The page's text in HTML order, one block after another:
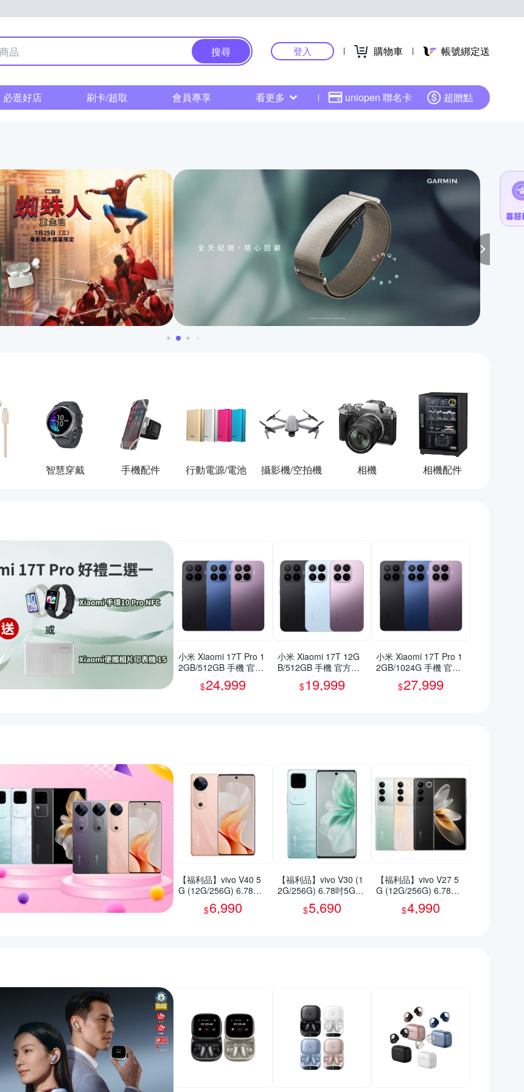
搜尋 登入 購物車 帳號綁定送
必逛好店 刷卡/超取 會員專享 看更多 uniopen 聯名卡 超贈點
智慧穿戴 手機配件 行動電源/電池 攝影機/空拍機 相機 相機配件
小米 Xiaomi 17T Pro 1
2GB/512GB 手機 官方
$24,999
小米 Xiaomi 17T 12G
B/512GB 手機 官方旗
$19,999
小米 Xiaomi 17T Pro 1
2GB/1024G 手機 官方
$27,999
【福利品】vivo V40 5
G (12G/256G) 6.78吋
智慧型手機(9成新)
$6,990
【福利品】vivo V30 (1
2G/256G) 6.78吋5G智
慧型手機(9成新)
$5,690
【福利品】vivo V27 5
G (12G/256G) 6.78吋
智慧型手機(9成新)
$4,990